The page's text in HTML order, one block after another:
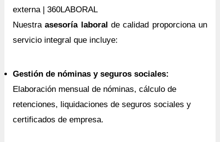
externa | 360LABORAL
Nuestraasesoría laboralde calidad proporciona un
servicio integral que incluye:
Gestión de nóminas y seguros sociales:
Elaboración mensual de nóminas, cálculo de
retenciones, liquidaciones de seguros sociales y
certificados de empresa.